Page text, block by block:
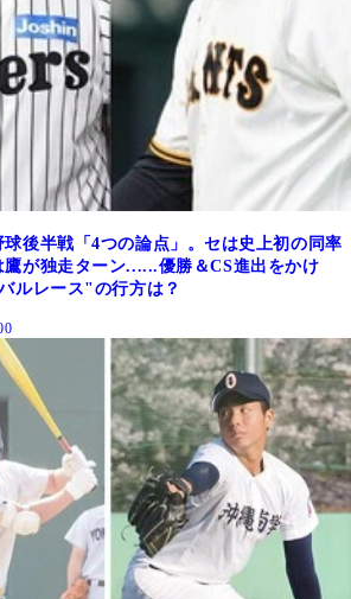
後半戦「4つの論点」。セは史上初の同率
鷹が独走ターン......優勝＆CS進出をかけ
ルレース"の行方は？